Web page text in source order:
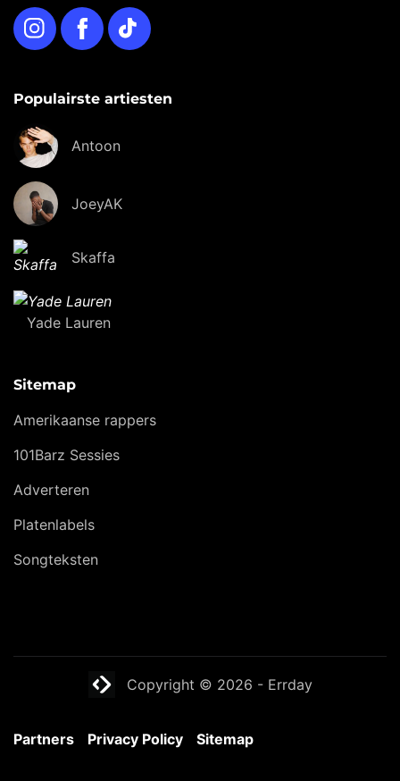
InstagramFacebookTikTok
Populairste artiesten
Antoon
JoeyAK
Skaffa
Yade Lauren
Sitemap
Amerikaanse rappers
101Barz Sessies
Adverteren
Platenlabels
Songteksten
Website laten maken? | Brthmrk
Copyright © 2026 - Errday
Partners Privacy Policy Sitemap